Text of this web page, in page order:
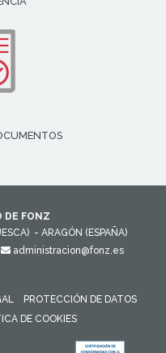
DE FONZ
- ARAGÓN (ESPAÑA)
administracion@fonz.es
PROTECCIÓN DE DATOS
DE COOKIES